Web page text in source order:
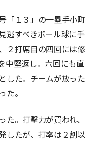
「１３」の一塁手小町
逃すべきボール球に手
２打席目の四回には修
中堅返し。六回にも直
した。チームが放った
た。
。打撃力が買われ、
したが、打率は２割以